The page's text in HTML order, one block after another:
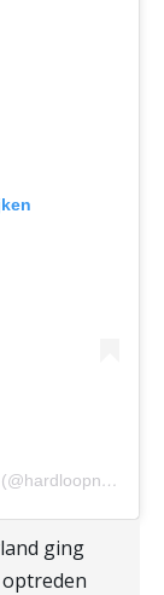
Een bericht gedeeld door Hardloopnetwerk (@hardloopnetwerk)
ging